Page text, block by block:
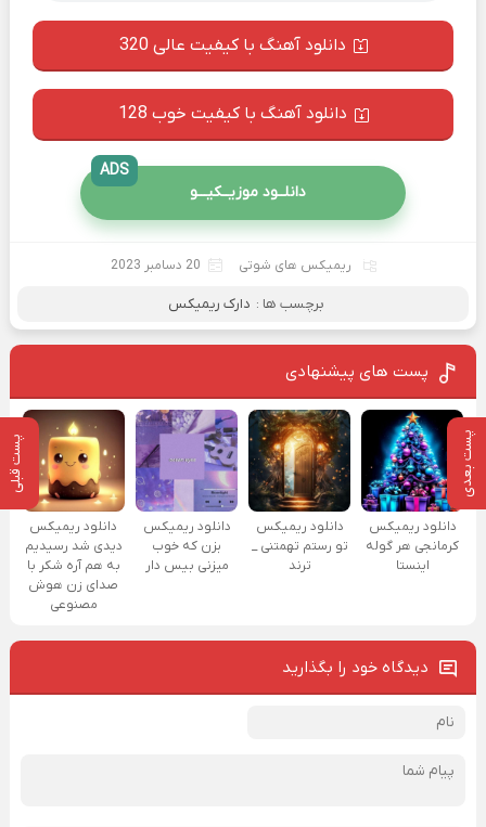
پست بعدی پست قبلی
دانلود آهنگ با کیفیت عالی 320
دانلود آهنگ با کیفیت خوب 128
دانلــود موزیــکیـــو
ADS
ریمیکس های شوتی 20 دسامبر 2023
برچسب ها : دارک ریمیکس
پست های پیشنهادی
دانلود ریمیکس
کرمانجی هر گوله
اینستا
دانلود ریمیکس
تو رستم تهمتنی _
ترند
دانلود ریمیکس
بزن که خوب
میزنی بیس دار
دانلود ریمیکس
دیدی شد رسیدیم
به هم آره شکر با
صدای زن هوش
مصنوعی
دیدگاه خود را بگذارید